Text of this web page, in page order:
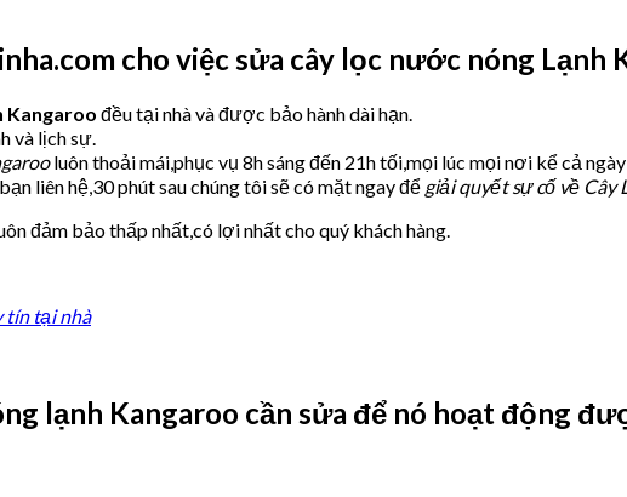
cho việc sửa cây lọc nước nóng Lạnh
Kangaroo đều tại nhà và được bảo hành dài hạn.
và lịch sự.
luôn thoải mái,phục vụ 8h sáng đến 21h tối,mọi lúc mọi nơi kể cả
liên hệ,30 phút sau chúng tôi sẽ có mặt ngay để giải quyết sự cố về Cây
đảm bảo thấp nhất,có lợi nhất cho quý khách hàng.
tín tại nhà
lạnh Kangaroo cần sửa để nó hoạt động